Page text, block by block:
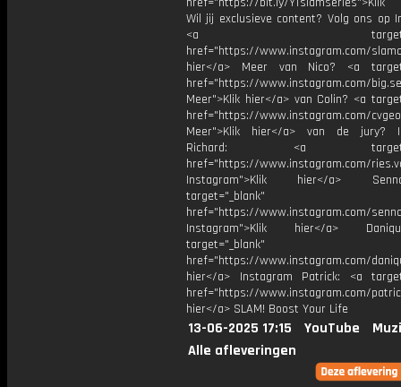
Wil jij exclusieve content? Volg ons op
<a
href="https://www.instagram.com/
hier</a> Meer van Nico? <a
href="https://www.instagram.com/
Meer">Klik hier</a> van Colin? <a
href="https://www.instagram.com/
Meer">Klik hier</a> van de jury?
Richard: <a
href="https://www.instagram.com/
Instagram">Klik hier</a>
target="_blank"
href="https://www.instagram.com/
Instagram">Klik hier</a>
target="_blank"
href="https://www.instagram.com/
hier</a> Instagram Patrick: <a
href="https://www.instagram.com/
hier</a> SLAM! Boost Your Life
13-06-2025 17:15 YouTube
Alle afleveringen